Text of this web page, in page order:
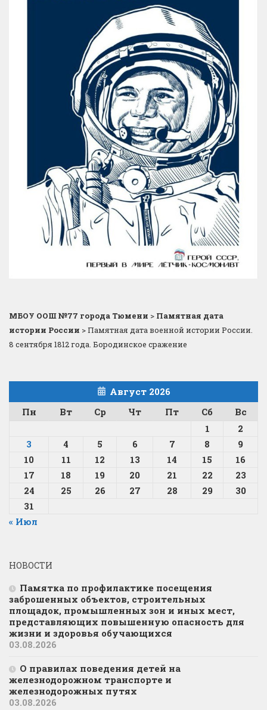
МБОУ ООШ №77 города Тюмени > Памятная дата
истории России >Памятная дата военной истории России.
8 сентября 1812 года. Бородинское сражение
Август 2026
Пн
Вт Ср Чт Пт Сб
Вс
1
2
3
4 5 6 7 8
9
10
11 12 13 14 15
16
17
18 19 20 21 22
23
24
25 26 27 28 29
30
31
« Июл
НОВОСТИ
Памятка по профилактике посещения
заброшенных объектов, строительных
площадок, промышленных зон и иных мест,
представляющих повышенную опасность для
жизни и здоровья обучающихся
03.08.2026
О правилах поведения детей на
железнодорожном транспорте и
железнодорожных путях
03.08.2026